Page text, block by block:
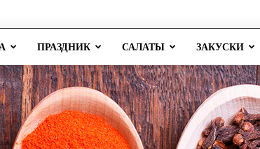
ПРАЗДНИК САЛАТЫ ЗАКУСКИ